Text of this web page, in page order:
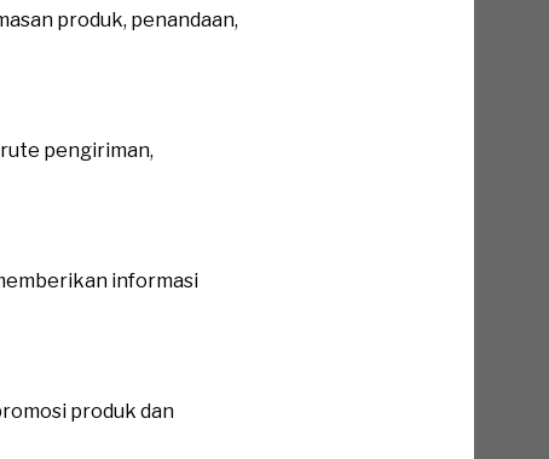
produk, penandaan,
pengiriman,
informasi
produk dan